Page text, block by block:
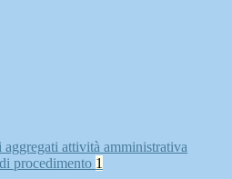
aggregati attività amministrativa
procedimento 1